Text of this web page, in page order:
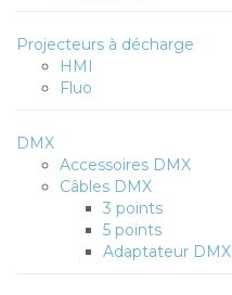
Projecteurs à décharge
HMI
Fluo
DMX
Accessoires DMX
Câbles DMX
3 points
5 points
Adaptateur DMX